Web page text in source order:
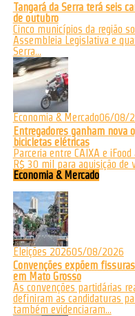
Tangará da Serra terá seis
de outubro
Cinco municípios da região
Assembleia Legislativa e
Serra...
Economia & Mercado06/08/
Entregadores ganham nova
bicicletas elétricas
Parceria entre CAIXA e
R$ 30 mil para aquisição de
Economia & Mercado
Eleições 202605/08/2026
Convenções expõem
em Mato Grosso
As convenções partidárias
definiram as candidaturas
também evidenciaram...